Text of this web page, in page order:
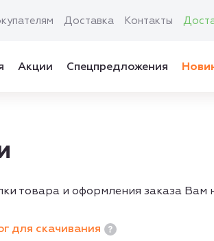
Доставка Контакты
Акции Спецпредложения
товара и оформления заказа Вам
для скачивания